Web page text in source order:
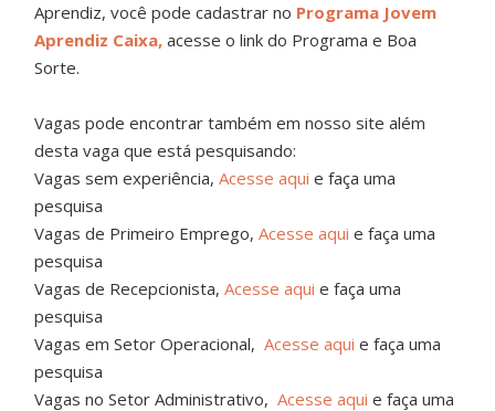
Aprendiz, você pode cadastrar no Programa Jovem
Aprendiz Caixa, acesse o link do Programa e Boa
Sorte.
Vagas pode encontrar também em nosso site além
desta vaga que está pesquisando:
Vagas sem experiência,Acesse aqui e faça uma
pesquisa
Vagas de Primeiro Emprego,Acesse aqui e faça uma
pesquisa
Vagas de Recepcionista,Acesse aqui e faça uma
pesquisa
Vagas em Setor Operacional,Acesse aqui e faça uma
pesquisa
Vagas no Setor Administrativo,Acesse aqui e faça uma